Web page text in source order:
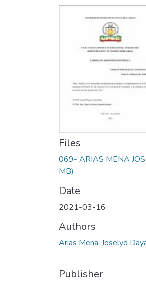
Files
069- ARIAS MENA
MB)
Date
2021-03-16
Authors
Arias Mena, Joselyd
Publisher